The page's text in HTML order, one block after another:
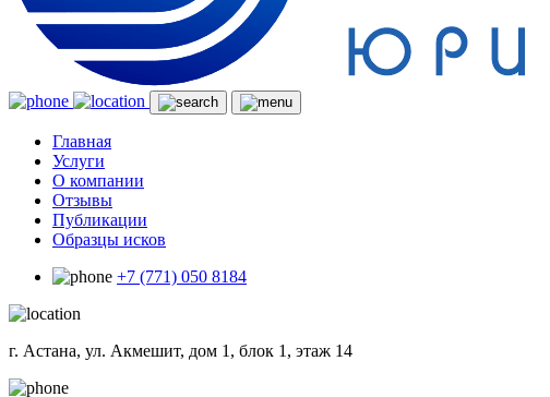
Главная
Услуги
О компании
Отзывы
Публикации
Образцы исков
+7 (771) 050 8184
г. Астана, ул. Акмешит, дом 1, блок 1, этаж 14